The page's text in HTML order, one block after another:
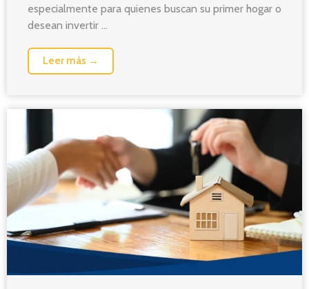
especialmente para quienes buscan su primer hogar o
desean invertir ...
Leer más →